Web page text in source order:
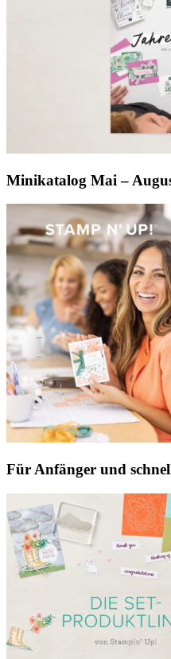
Minikatalog Mai –
Für Anfänger und